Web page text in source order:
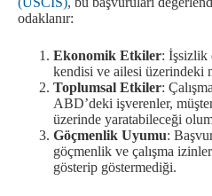
odaklanır:
Ekonomik Etkiler: İşsizlik
kendisi ve ailesi üzerindeki
Toplumsal Etkiler:
ABD’deki işverenler,
üzerinde yaratabileceği
Göçmenlik Uyumu:
göçmenlik ve çalışma
gösterip göstermediği.